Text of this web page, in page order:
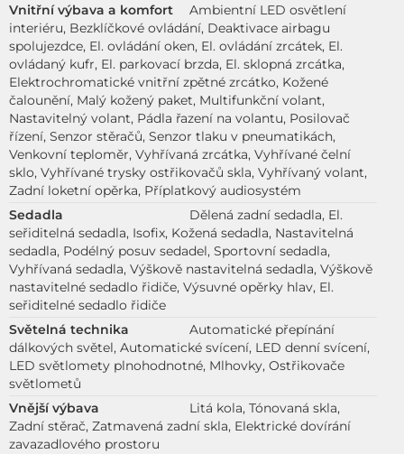
Vnitřní výbava a komfort
Ambientní LED osvětlení
interiéru, Bezklíčkové ovládání, Deaktivace airbagu
spolujezdce, El. ovládání oken, El. ovládání zrcátek, El.
ovládaný kufr, El. parkovací brzda, El. sklopná zrcátka,
Elektrochromatické vnitřní zpětné zrcátko, Kožené
čalounění, Malý kožený paket, Multifunkční volant,
Nastavitelný volant, Pádla řazení na volantu, Posilovač
řízení, Senzor stěračů, Senzor tlaku v pneumatikách,
Venkovní teploměr, Vyhřívaná zrcátka, Vyhřívané čelní
sklo, Vyhřívané trysky ostřikovačů skla, Vyhřívaný volant,
Zadní loketní opěrka, Příplatkový audiosystém
Sedadla
Dělená zadní sedadla, El.
seřiditelná sedadla, Isofix, Kožená sedadla, Nastavitelná
sedadla, Podélný posuv sedadel, Sportovní sedadla,
Vyhřívaná sedadla, Výškově nastavitelná sedadla, Výškově
nastavitelné sedadlo řidiče, Výsuvné opěrky hlav, El.
seřiditelné sedadlo řidiče
Světelná technika
Automatické přepínání
dálkových světel, Automatické svícení, LED denní svícení,
LED světlomety plnohodnotné, Mlhovky, Ostřikovače
světlometů
Vnější výbava
Litá kola, Tónovaná skla,
Zadní stěrač, Zatmavená zadní skla, Elektrické dovírání
zavazadlového prostoru